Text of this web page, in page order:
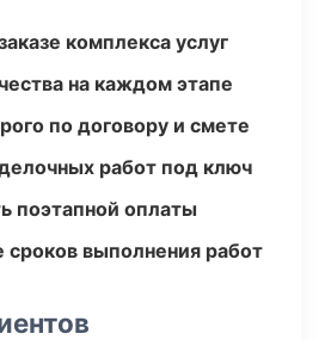
комплекса услуг
на каждом этапе
по договору и смете
работ под ключ
поэтапной оплаты
выполнения работ